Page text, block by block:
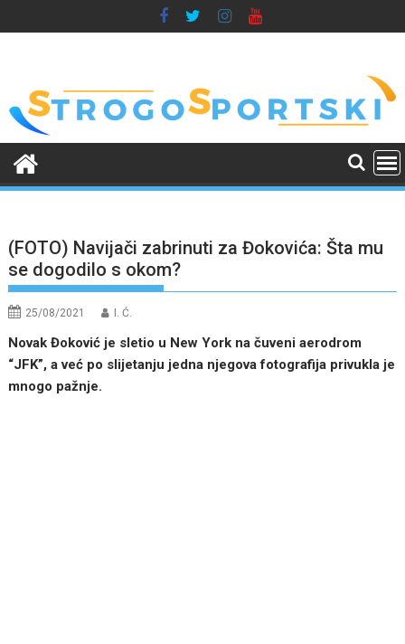
to
(FOTO) Navijači zabrinuti za Đokovića: Šta mu
se dogodilo s okom?
25/08/2021 I. Ć.
Novak Đoković je sletio u New York na čuveni aerodrom
“JFK”, a već po slijetanju jedna njegova fotografija privukla je
mnogo pažnje.